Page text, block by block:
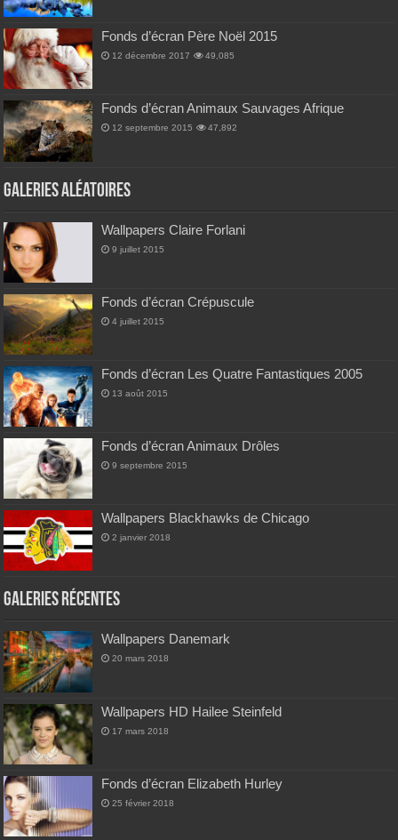
Fonds d’écran Père Noël 2015
12 décembre 2017 49,085
Fonds d’écran Animaux Sauvages Afrique
12 septembre 2015 47,892
Galeries Aléatoires
Wallpapers Claire Forlani
9 juillet 2015
Fonds d’écran Crépuscule
4 juillet 2015
Fonds d’écran Les Quatre Fantastiques 2005
13 août 2015
Fonds d’écran Animaux Drôles
9 septembre 2015
Wallpapers Blackhawks de Chicago
2 janvier 2018
Galeries Récentes
Wallpapers Danemark
20 mars 2018
Wallpapers HD Hailee Steinfeld
17 mars 2018
Fonds d’écran Elizabeth Hurley
25 février 2018